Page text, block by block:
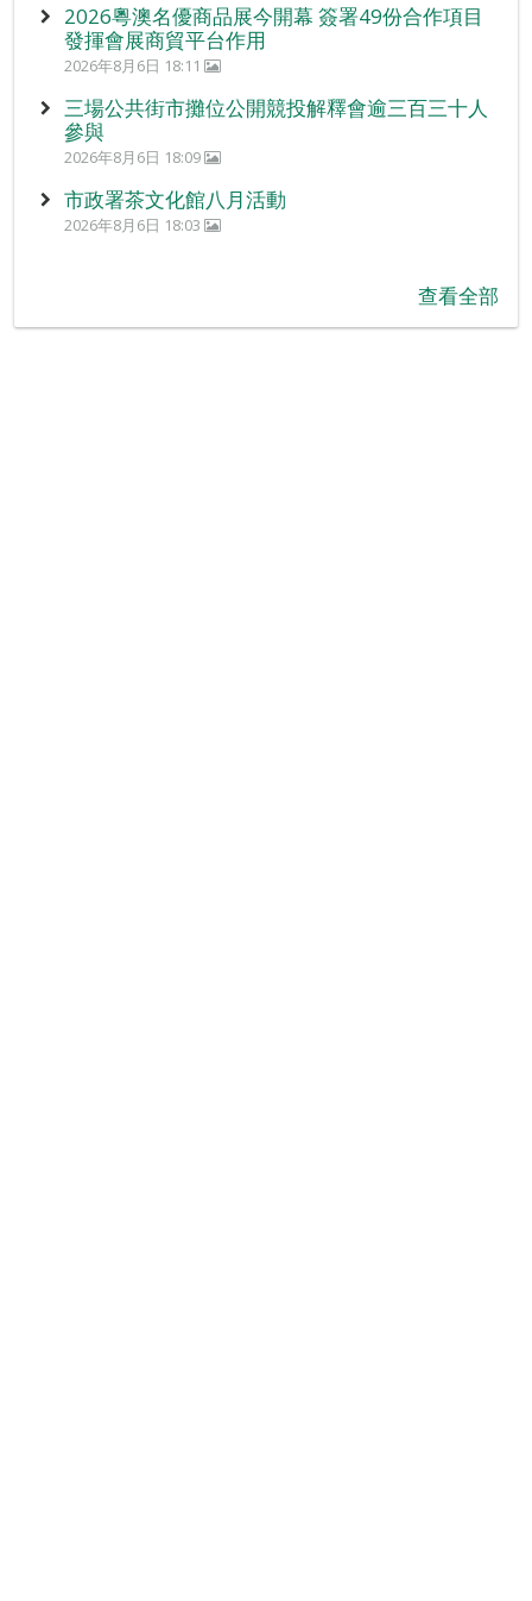
2026粵澳名優商品展今開幕 簽署49份合作項目
發揮會展商貿平台作用
2026年8月6日 18:11
三場公共街市攤位公開競投解釋會逾三百三十人
參與
2026年8月6日 18:09
市政署茶文化館八月活動
2026年8月6日 18:03
查看全部